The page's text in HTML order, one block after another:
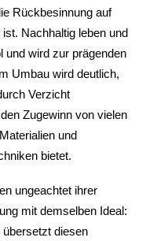
Rückbesinnung auf
Nachhaltig leben und
und wird zur prägenden
Umbau wird deutlich,
Verzicht
Zugewinn von vielen
und
bietet.
ungeachtet ihrer
mit demselben Ideal:
übersetzt diesen